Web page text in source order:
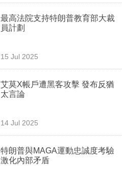
最高法院支持特朗普教育部大裁
員計劃
15 Jul 2025
艾莫X帳戶遭黑客攻擊 發布反猶
太言論
14 Jul 2025
特朗普與MAGA運動忠誠度考驗
激化內部矛盾